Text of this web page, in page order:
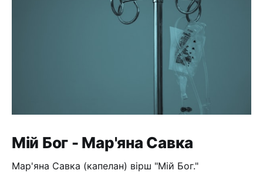
Мій Бог - Мар'яна Савка
Мар'яна Савка (капелан) вірш "Мій Бог."